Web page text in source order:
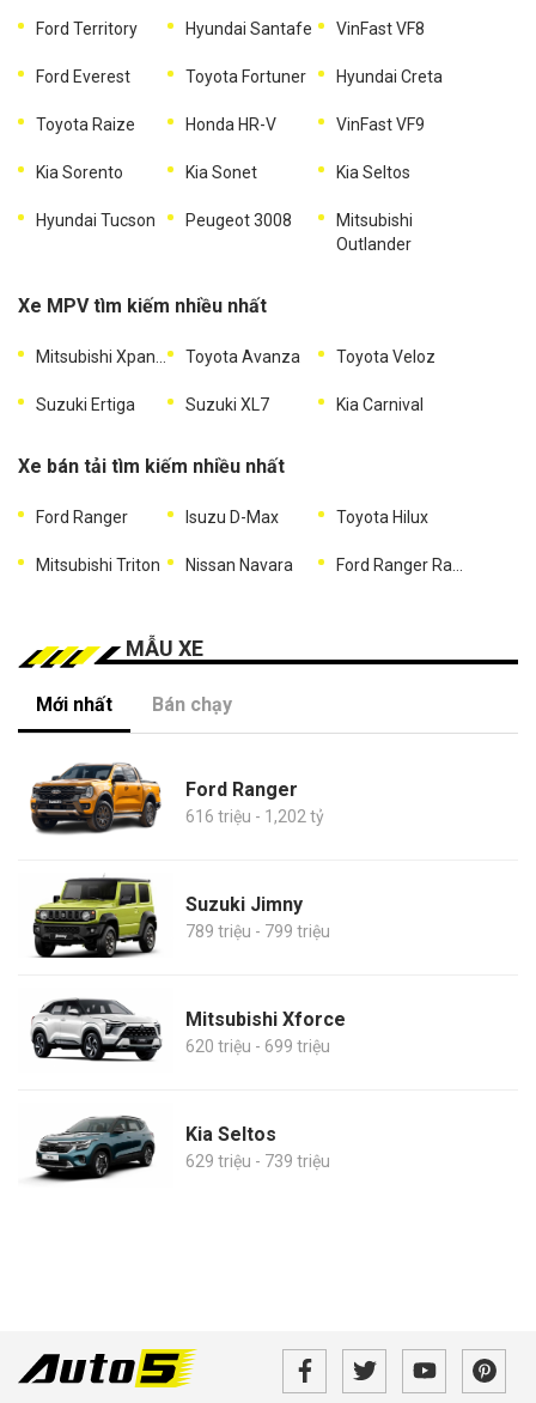
Ford Territory Hyundai Santafe VinFast VF8
Ford Everest Toyota Fortuner Hyundai Creta
Toyota Raize Honda HR-V VinFast VF9
Kia Sorento Kia Sonet Kia Seltos
Hyundai Tucson Peugeot 3008
Mitsubishi
Outlander
Xe MPV tìm kiếm nhiều nhất
Toyota Avanza Toyota Veloz
Suzuki Ertiga Suzuki XL7 Kia Carnival
Xe bán tải tìm kiếm nhiều nhất
Ford Ranger Isuzu D-Max Toyota Hilux
Mitsubishi Triton Nissan Navara
MẪU XE
Mới nhất Bán chạy
Ford Ranger
616 triệu - 1,202 tỷ
Suzuki Jimny
789 triệu - 799 triệu
Mitsubishi Xforce
620 triệu - 699 triệu
Kia Seltos
629 triệu - 739 triệu